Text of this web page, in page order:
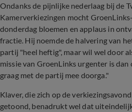
Ondanks de pijnlijke nederlaag bij de
Kamerverkiezingen mocht
donderdag bloemen en applaus in
fractie. Hij noemde de halvering van
partij "heel heftig", maar wil wel door
missie van GroenLinks urgenter is
graag met de partij mee doorga."
Klaver, die zich op de
getoond, benadrukt wel dat